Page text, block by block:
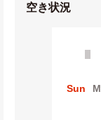
空き状況
Sun